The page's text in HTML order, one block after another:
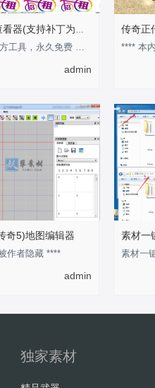
安度地图查看器(支持补丁为图片模式)
此工具为官方工具，永久免费 作为预览地图的工具还是不错的 优点是可以快速的知道某张
admin
传奇正
**** 本
奇5)地图编辑器
作者隐藏 ****
admin
素材一
独家素材